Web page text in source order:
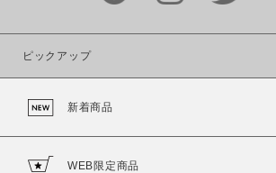
カラー
ピックアップ
新着商品
WEB限定商品